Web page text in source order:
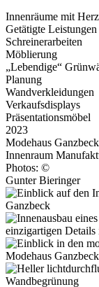
Innenräume mit
Getätigte Leistungen
Schreinerarbeiten
Möblierung
„Lebendige“
Planung
Wandverkleidungen
Verkaufsdisplays
Präsentationsmöbel
2023
Modehaus
Innenraum
Photos: ©
Gunter Bieringer